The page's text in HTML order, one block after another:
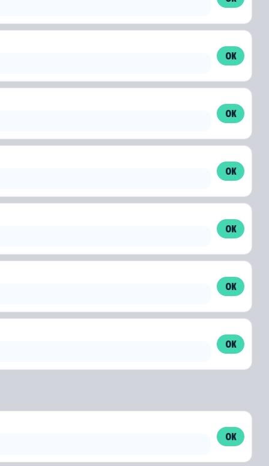
OK
OK
OK
OK
OK
OK
OK